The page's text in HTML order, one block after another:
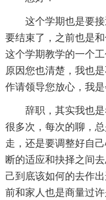
这个学期也是要
要结束了，之前也是
这个学期教学的一个
原因您也清楚，我也
作请领导您放心，我
辞职，其实我也
很多次，每次的聊，
走，还是要调整好自
断的适应和抉择之间
己到底该如何的去作
前和家人也是商量过